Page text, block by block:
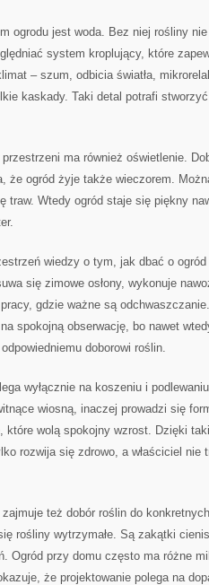
ogrodu jest woda. Bez niej rośliny
system kroplujący, które
– szum, odbicia światła,
kaskady. Taki detal potrafi
ma również oświetlenie.
że ogród żyje także wieczorem.
traw. Wtedy ogród staje się piękny
wiedzy o tym, jak dbać o
się zimowe osłony, wykonuje
gdzie ważne są
spokojną obserwację, bo nawet
doborowi roślin.
wyłącznie na koszeniu i
wiosną, inaczej prowadzi się
które wolą spokojny wzrost. Dzięki
rozwija się zdrowo, a właściciel nie
też dobór roślin do
rośliny wytrzymałe. Są zakątki
Ogród przy domu często ma różne
że projektowanie polega na